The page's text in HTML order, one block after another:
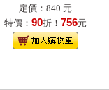
定價：840 元
特價： 90折！ 756元